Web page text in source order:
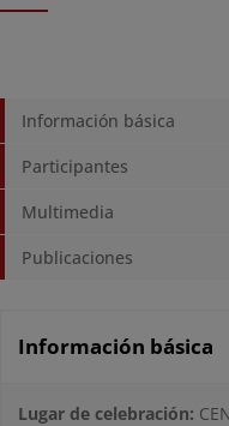
Información básica
Participantes
Multimedia
Publicaciones
Información básica
Lugar de celebración: